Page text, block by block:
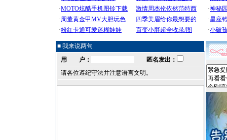
■ 我来说两句
用 户：
匿名发出：
请各位遵纪守法并注意语言文明。